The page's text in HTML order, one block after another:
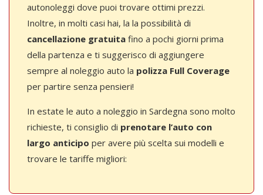
autonoleggi dove puoi trovare ottimi prezzi.
Inoltre, in molti casi hai, la la possibilità di
cancellazione gratuita fino a pochi giorni prima
della partenza e ti suggerisco di aggiungere
sempre al noleggio auto la polizza Full Coverage
per partire senza pensieri!
In estate le auto a noleggio in Sardegna sono molto
richieste, ti consiglio di prenotare l’auto con
largo anticipo per avere più scelta sui modelli e
trovare le tariffe migliori: